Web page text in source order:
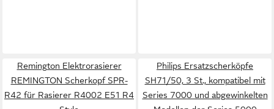
Remington Elektrorasierer
REMINGTON Scherkopf SPR-
R42 für Rasierer R4002 E51 R4
Philips Ersatzscherköpfe
SH71/50, 3 St., kompatibel mit
Series 7000 und abgewinkelten